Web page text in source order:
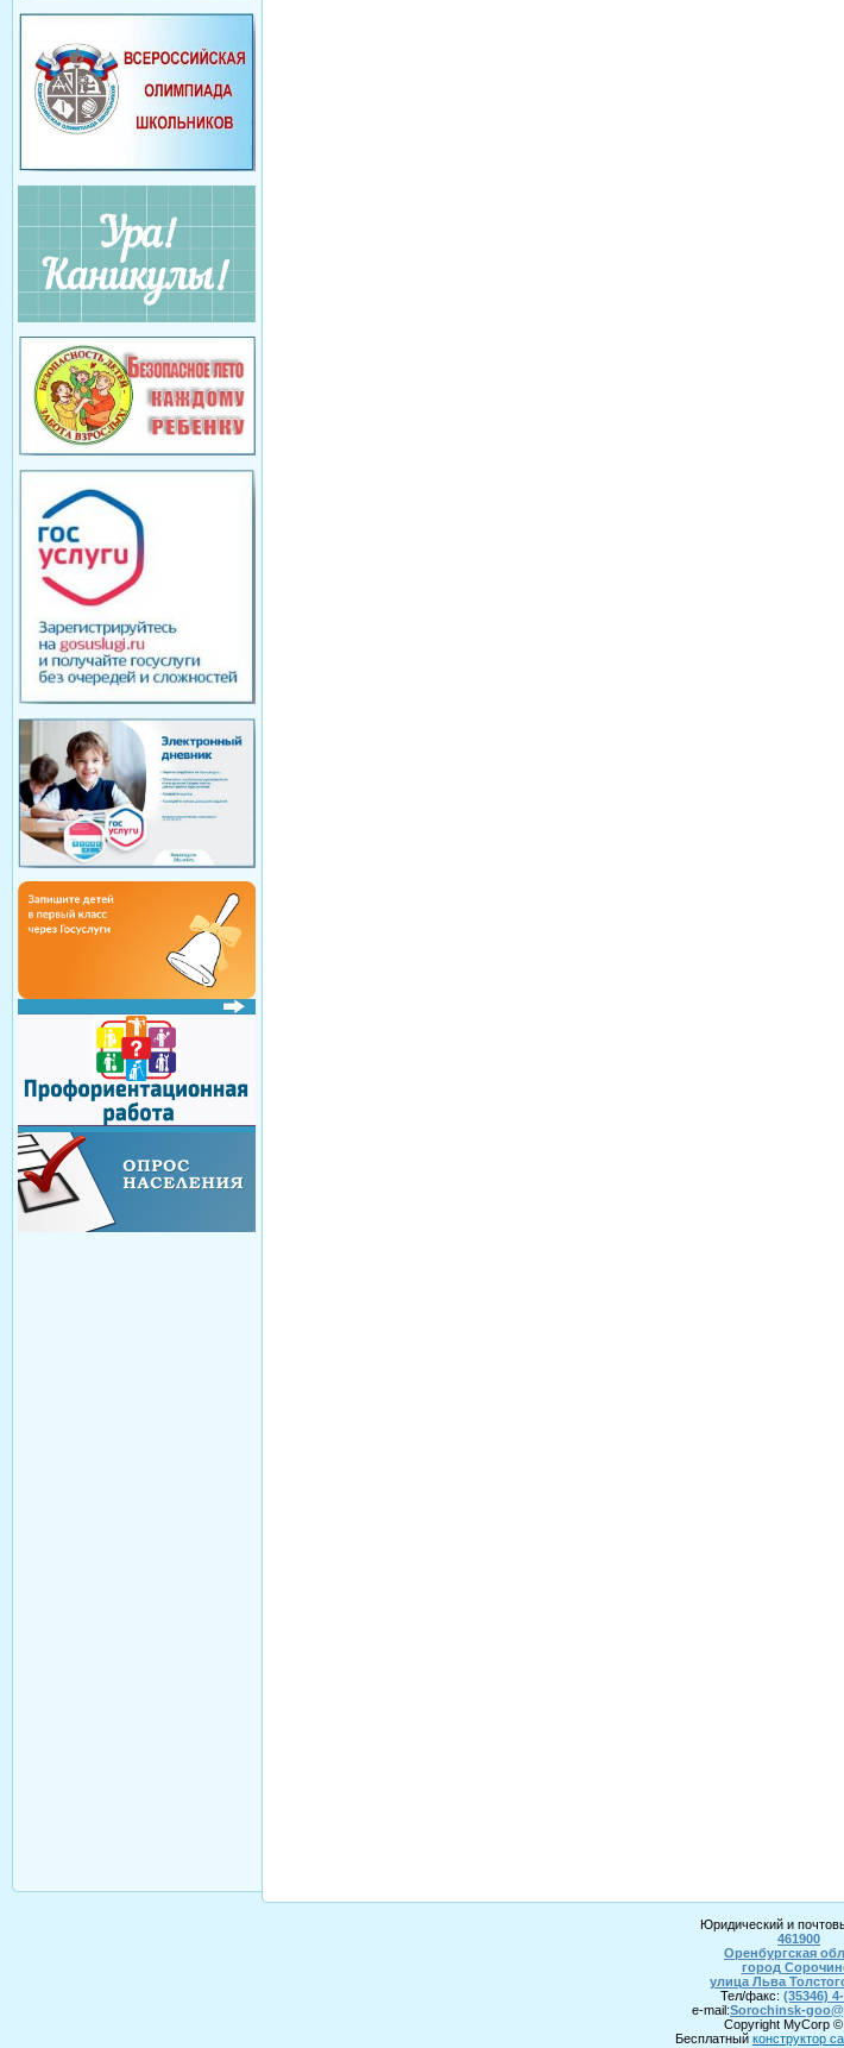
Юридический и
461900
Оренбургская
город
улица Льва
Тел/факс: (35346)
e-mail:Sorochinsk-
Copyright MyCorp ©
Бесплатный конструктор